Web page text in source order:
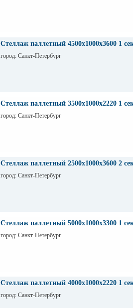
Стеллаж паллетный 4500х1000х3600 1
город: Санкт-Петербург
Стеллаж паллетный 3500х1000х2220 1
город: Санкт-Петербург
Стеллаж паллетный 2500х1000х3600 2
город: Санкт-Петербург
Стеллаж паллетный 5000х1000х3300 1
город: Санкт-Петербург
Стеллаж паллетный 4000х1000х2220 1
город: Санкт-Петербург